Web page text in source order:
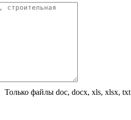
Только файлы doc, docx, xls, xlsx, txt